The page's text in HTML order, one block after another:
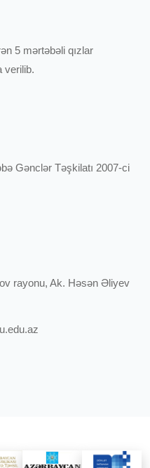
5 mərtəbəli qızlar
verilib.
Gənclər Təşkilatı 2007-ci
rayonu, Ak. Həsən Əliyev